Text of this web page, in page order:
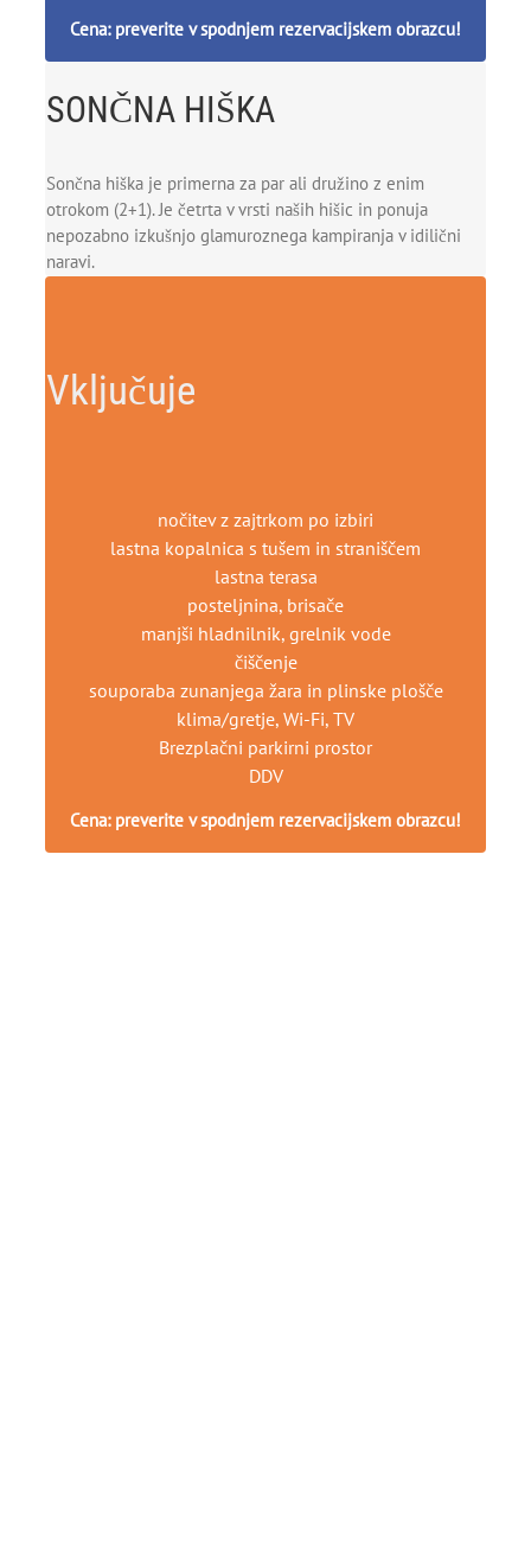
Cena: preverite v spodnjem rezervacijskem obrazcu!
SONČNA HIŠKA
Sončna hiška je primerna za par ali družino z enim
otrokom (2+1). Je četrta v vrsti naših hišic in ponuja
nepozabno izkušnjo glamuroznega kampiranja v idilični
naravi.
Vključuje
nočitev z zajtrkom po izbiri
lastna kopalnica s tušem in straniščem
lastna terasa
posteljnina, brisače
manjši hladnilnik, grelnik vode
čiščenje
souporaba zunanjega žara in plinske plošče
klima/gretje, Wi-Fi, TV
Brezplačni parkirni prostor
DDV
Cena: preverite v spodnjem rezervacijskem obrazcu!